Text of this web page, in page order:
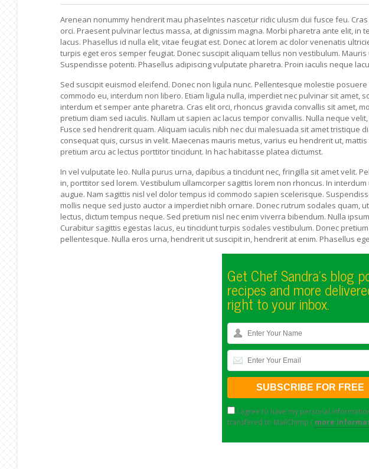
Arenean nonummy hendrerit mau phaselntes nascetur ridic ulusm dui fusce feu.
orci. Praesent pulvinar lectus massa, at dignissim magna. Morbi pharetra ante elit, in
lacus. Phasellus id nulla elit, vitae feugiat est. Donec at lorem ac dolor venenatis
turpis eget eros semper feugiat. Donec suscipit aliquam tellus non vestibulum.
Suspendisse potenti. Phasellus adipiscing vulputate pharetra. Proin iaculis neque
Sed suscipit euismod eleifend. Donec non ligula nunc. Pellentesque molestie
commodo eu, interdum non libero. Etiam ligula nulla, imperdiet nec pulvinar sit amet,
interdum et semper ante pharetra. Cras elit orci, rhoncus gravida convallis sit amet,
pretium diam sed iaculis. Nullam ut sapien ac lacus tempor convallis. Nulla neque
Fusce sed hendrerit quam. Aliquam iaculis nibh nec dui malesuada sit amet tristique
consequat quis, cursus in velit. Maecenas mauris metus, varius eu hendrerit ut,
pretium arcu ac lectus porttitor tincidunt. In hac habitasse platea dictumst.
In vel vulputate leo. Nulla purus urna, dapibus a tincidunt nec, fringilla sit amet velit.
in, porttitor sed lorem. Vestibulum ullamcorper sagittis lorem non rhoncus. In
augue. Nam sagittis nisl vel dolor tempus id commodo sapien scelerisque.
mollis neque sed justo auctor a imperdiet nibh ornare. Donec rutrum sodales quam,
lectus, dictum tempus neque. Sed pretium nisl nec enim viverra bibendum. Nulla
Curabitur sagittis egestas lacus, eu tincidunt turpis sodales vestibulum. Donec
pellentesque. Nulla eros urna, hendrerit ut suscipit in, hendrerit at enim. Phasellus
Get Chef Sandra's blog
recipes and more
right to your inbox.
I agree to have my personal
transfered to MailChimp ( more